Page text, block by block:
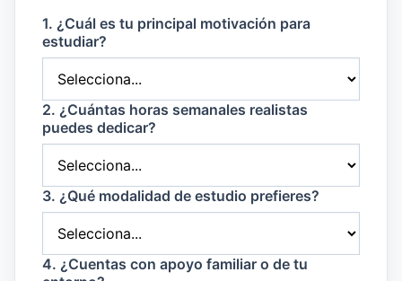
1. ¿Cuál es tu principal motivación para
estudiar?
2. ¿Cuántas horas semanales realistas
puedes dedicar?
3. ¿Qué modalidad de estudio prefieres?
4. ¿Cuentas con apoyo familiar o de tu